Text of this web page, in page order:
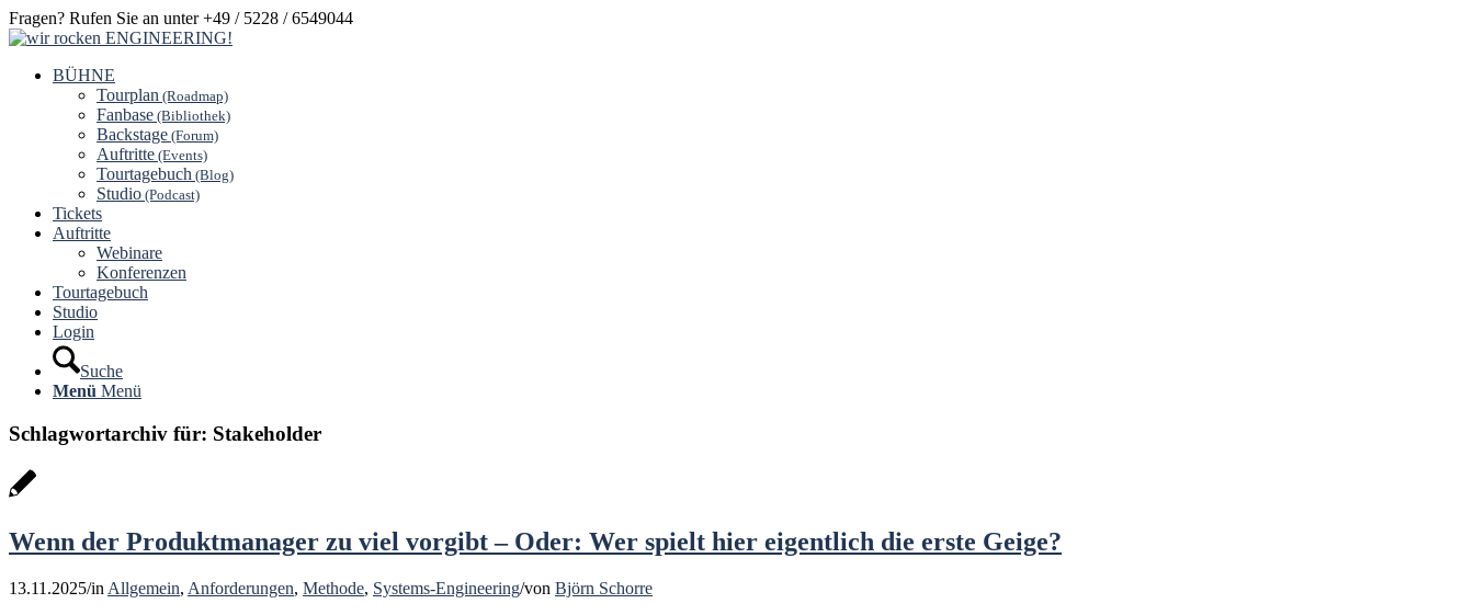
Fragen? Rufen Sie an unter +49 / 5228 / 6549044
BÜHNE
Tourplan (Roadmap)
Fanbase (Bibliothek)
Backstage (Forum)
Auftritte (Events)
Tourtagebuch (Blog)
Studio (Podcast)
Tickets
Auftritte
Webinare
Konferenzen
Tourtagebuch
Studio
Login
Suche
Menü Menü
Schlagwortarchiv für: Stakeholder
Wenn der Produktmanager zu viel vorgibt – Oder: Wer spielt hier eigentlich die erste Geige?
13.11.2025/in Allgemein, Anforderungen, Methode, Systems-Engineering/von Björn Schorre